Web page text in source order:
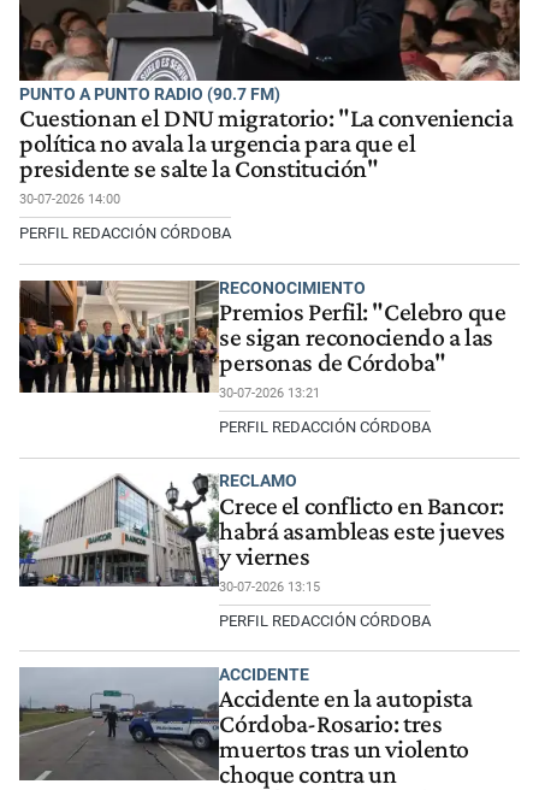
PUNTO A PUNTO RADIO (90.7 FM)
Cuestionan el DNU migratorio: "La conveniencia
política no avala la urgencia para que el
presidente se salte la Constitución"
30-07-2026 14:00
PERFIL REDACCIÓN CÓRDOBA
RECONOCIMIENTO
Premios Perfil: "Celebro que
se sigan reconociendo a las
personas de Córdoba"
30-07-2026 13:21
PERFIL REDACCIÓN CÓRDOBA
RECLAMO
Crece el conflicto en Bancor:
habrá asambleas este jueves
y viernes
30-07-2026 13:15
PERFIL REDACCIÓN CÓRDOBA
ACCIDENTE
Accidente en la autopista
Córdoba-Rosario: tres
muertos tras un violento
choque contra un